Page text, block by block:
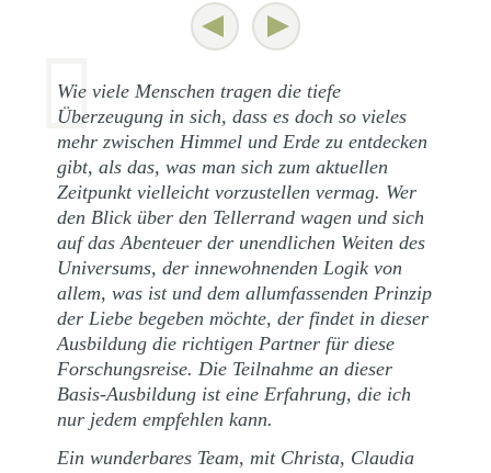
Wie viele Menschen tragen die tiefe
Überzeugung in sich, dass es doch so vieles
mehr zwischen Himmel und Erde zu entdecken
gibt, als das, was man sich zum aktuellen
Zeitpunkt vielleicht vorzustellen vermag. Wer
den Blick über den Tellerrand wagen und sich
auf das Abenteuer der unendlichen Weiten des
Universums, der innewohnenden Logik von
allem, was ist und dem allumfassenden Prinzip
der Liebe begeben möchte, der findet in dieser
Ausbildung die richtigen Partner für diese
Forschungsreise. Die Teilnahme an dieser
Basis-Ausbildung ist eine Erfahrung, die ich
nur jedem empfehlen kann.
Ein wunderbares Team, mit Christa, Claudia